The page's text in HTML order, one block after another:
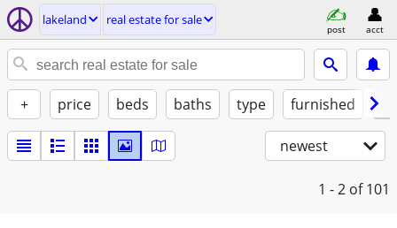
lakeland real estate for sale
post acct
+ price beds baths type furnished
newest
1 - 2 of 101